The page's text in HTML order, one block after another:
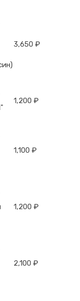
3,650 ₽
1,200 ₽
1,100 ₽
1,200 ₽
2,100 ₽